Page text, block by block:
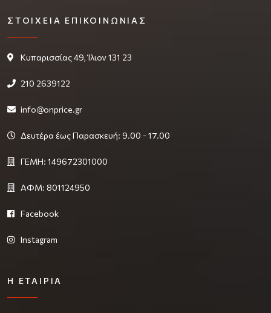
ΣΤΟΙΧΕΊΑ ΕΠΙΚΟΙΝΩΝΊΑΣ
Κυπαρισσίας 49, Ίλιον 131 23
210 2639122
info@onprice.gr
Δευτέρα έως Παρασκευή: 9.00 - 17.00
ΓΕΜΗ: 149672301000
ΑΦΜ: 801124950
Facebook
Instagram
Η ΕΤΑΙΡΊΑ